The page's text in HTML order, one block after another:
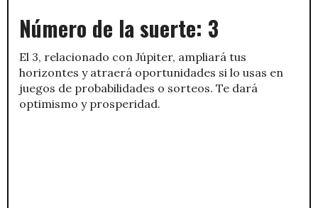
Número de la suerte: 3
El 3, relacionado con Júpiter, ampliará tus
horizontes y atraerá oportunidades si lo usas en
juegos de probabilidades o sorteos. Te dará
optimismo y prosperidad.